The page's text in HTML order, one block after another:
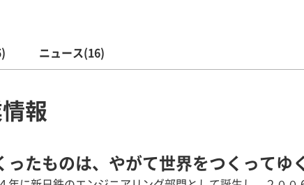
ニュース(16)
報
たものは、やがて世界をつくってゆ